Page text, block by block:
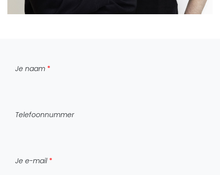
Je naam *
Telefoonnummer
Je e-mail *